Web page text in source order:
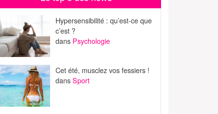
Hypersensibilité : qu’est-ce que
c’est ?
dans Psychologie
Cet été, musclez vos fessiers !
dansSport